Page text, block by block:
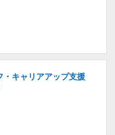
・キャリアアップ支援